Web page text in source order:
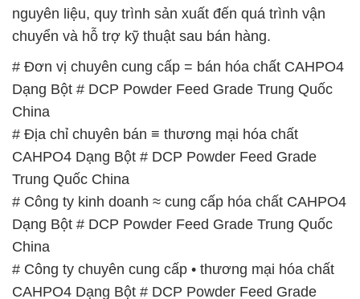
nguyên liệu, quy trình sản xuất đến quá trình vận
chuyển và hỗ trợ kỹ thuật sau bán hàng.
# Đơn vị chuyên cung cấp = bán hóa chất CAHPO4
Dạng Bột # DCP Powder Feed Grade Trung Quốc
China
# Địa chỉ chuyên bán ≡ thương mại hóa chất
CAHPO4 Dạng Bột # DCP Powder Feed Grade
Trung Quốc China
# Công ty kinh doanh ≈ cung cấp hóa chất CAHPO4
Dạng Bột # DCP Powder Feed Grade Trung Quốc
China
# Công ty chuyên cung cấp • thương mại hóa chất
CAHPO4 Dạng Bột # DCP Powder Feed Grade